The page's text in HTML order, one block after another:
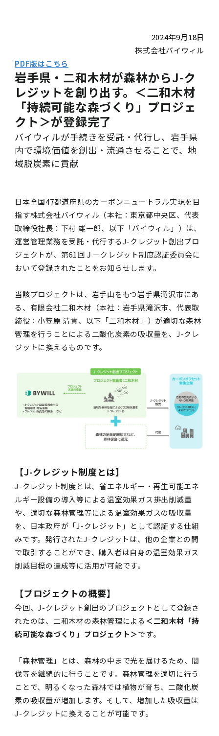
2024年9月18日
株式会社バイウィル
PDF版はこちら
岩手県・二和木材が森林からJ-ク
レジットを創り出す。＜二和木材
「持続可能な森づくり」プロジェ
クト＞が登録完了
バイウィルが手続きを受託・代行し、岩手県
内で環境価値を創出・流通させることで、地
域脱炭素に貢献
日本全国47都道府県のカーボンニュートラル実現を目
指す株式会社バイウィル（本社：東京都中央区、代表
取締役社長：下村 雄一郎、以下「バイウィル」）は、
運営管理業務を受託・代行するJ-クレジット創出プロ
ジェクトが、第61回Ｊ－クレジット制度認証委員会に
おいて登録されたことをお知らせします。
当該プロジェクトは、岩手山をもつ岩手県滝沢市にあ
る、有限会社二和木材（本社：岩手県滝沢市、代表取
締役：小笠原 清貴、以下「二和木材」）が適切な森林
管理を行うことによる二酸化炭素の吸収量を、J-クレ
ジットに換えるものです。
【J-クレジット制度とは】
J-クレジット制度とは、省エネルギー・再生可能エネ
ルギー設備の導入等による温室効果ガス排出削減量
や、適切な森林管理等による温室効果ガスの吸収量
を、日本政府が「J-クレジット」として認証する仕組
みです。発行されたJ-クレジットは、他の企業との間
で取引することができ、購入者は自身の温室効果ガス
削減目標の達成等に活用が可能です。
【プロジェクトの概要】
今回、J-クレジット創出のプロジェクトとして登録さ
れたのは、二和木材の森林管理による＜二和木材「持
続可能な森づくり」プロジェクト＞です。
「森林管理」とは、森林の中まで光を届けるため、間
伐等を継続的に行うことです。森林管理を適切に行う
ことで、明るくなった森林では植物が育ち、二酸化炭
素の吸収量が増加します。そして、増加した吸収量は
J-クレジットに換えることが可能です。